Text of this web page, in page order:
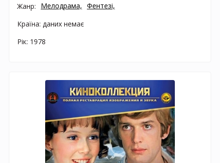
Жанр:
Мелодрама, Фентезі,
Країна: даних немає
Рік: 1978